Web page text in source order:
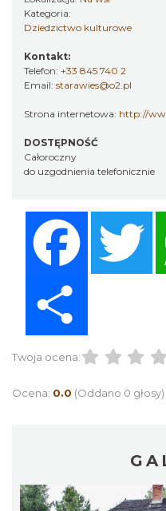
Kategoria:
Dziedzictwo kulturowe
Kontakt:
Telefon: +33 845 740 2
Email: starawies@o2.pl
Strona internetowa: http://
DOSTĘPNOŚĆ
Całoroczny
do uzgodnienia telefonicznie
Twoja ocena:
Ocena: 0.0 (Oddano 0 głosy)